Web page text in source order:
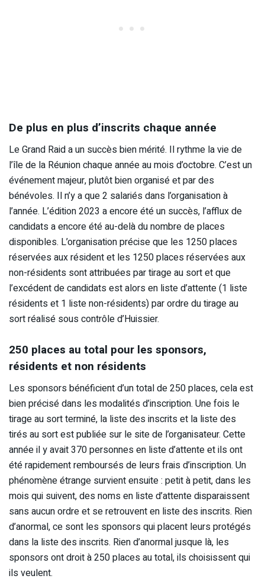
De plus en plus d’inscrits chaque année
Le Grand Raid a un succès bien mérité. Il rythme la vie de
l’île de la Réunion chaque année au mois d’octobre. C’est un
événement majeur, plutôt bien organisé et par des
bénévoles. Il n’y a que 2 salariés dans l’organisation à
l’année. L’édition 2023 a encore été un succès, l’afflux de
candidats a encore été au-delà du nombre de places
disponibles. L’organisation précise que les 1250 places
réservées aux résident et les 1250 places réservées aux
non-résidents sont attribuées par tirage au sort et que
l’excédent de candidats est alors en liste d’attente (1 liste
résidents et 1 liste non-résidents) par ordre du tirage au
sort réalisé sous contrôle d’Huissier.
250 places au total pour les sponsors,
résidents et non résidents
Les sponsors bénéficient d’un total de 250 places, cela est
bien précisé dans les modalités d’inscription. Une fois le
tirage au sort terminé, la liste des inscrits et la liste des
tirés au sort est publiée sur le site de l’organisateur. Cette
année il y avait 370 personnes en liste d’attente et ils ont
été rapidement remboursés de leurs frais d’inscription. Un
phénomène étrange survient ensuite : petit à petit, dans les
mois qui suivent, des noms en liste d’attente disparaissent
sans aucun ordre et se retrouvent en liste des inscrits. Rien
d’anormal, ce sont les sponsors qui placent leurs protégés
dans la liste des inscrits. Rien d’anormal jusque là, les
sponsors ont droit à 250 places au total, ils choisissent qui
ils veulent.